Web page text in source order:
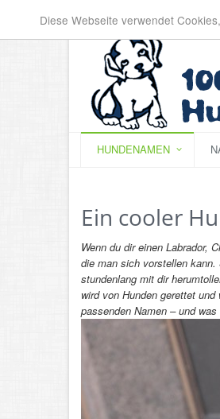
Diese Webseite verwendet
HUNDENAMEN
Ein cooler
Wenn du dir einen Labrador,
die man sich vorstellen
stundenlang mit dir
wird von Hunden gerettet
passenden Namen – und